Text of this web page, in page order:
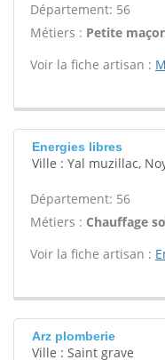
Département: 56
Métiers : Petite
Voir la fiche artisan :
Energies libres
Ville : Yal muzillac,
Département: 56
Métiers : Chauffage
Voir la fiche artisan :
Arz plomberie
Ville : Saint grave